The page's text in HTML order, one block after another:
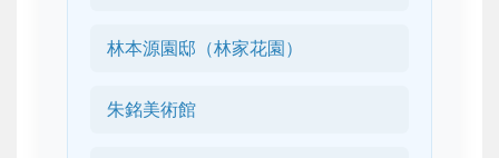
林本源園邸（林家花園）
朱銘美術館